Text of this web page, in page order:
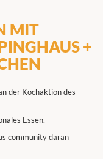
MIT
+
der Kochaktion des
Essen.
community daran